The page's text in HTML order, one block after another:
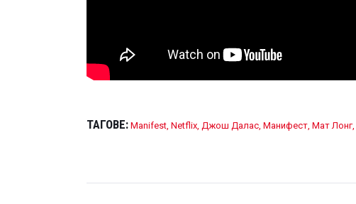
ТАГОВЕ: Manifest Netflix Джош Далас Манифест Мат Лонг,